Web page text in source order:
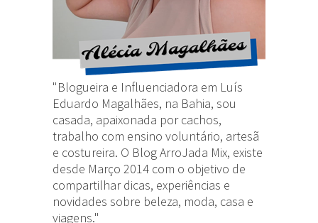
"Blogueira e Influenciadora em Luís
Eduardo Magalhães, na Bahia, sou
casada, apaixonada por cachos,
trabalho com ensino voluntário, artesã
e costureira. O Blog ArroJada Mix, existe
desde Março 2014 com o objetivo de
compartilhar dicas, experiências e
novidades sobre beleza, moda, casa e
viagens."